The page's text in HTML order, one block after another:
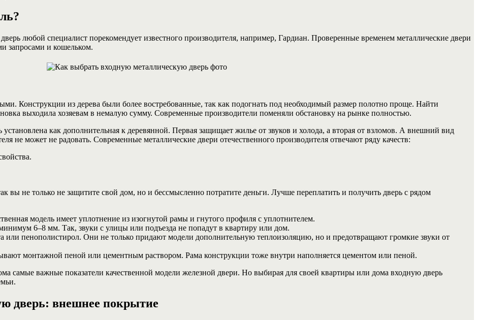
любой специалист порекомендует известного производителя, например, Гардиан. Проверенные временем металлические двери
запросами и кошельком.
Конструкции из дерева были более востребованные, так как подогнать под необходимый размер полотно проще. Найти
выходила хозяевам в немалую сумму. Современные производители поменяли обстановку на рынке полностью.
как дополнительная к деревянной. Первая защищает жилье от звуков и холода, а вторая от взломов. А внешний вид
не может не радовать. Современные металлические двери отечественного производителя отвечают ряду качеств:
вы не только не защитите свой дом, но и бессмысленно потратите деньги. Лучше переплатить и получить дверь с рядом
модель имеет уплотнение из изогнутой рамы и гнутого профиля с уплотнителем.
6–8 мм. Так, звуки с улицы или подъезда не попадут в квартиру или дом.
или пенополистирол. Они не только придают модели дополнительную теплоизоляцию, но и предотвращают громкие звуки от
монтажной пеной или цементным раствором. Рама конструкции тоже внутри наполняется цементом или пеной.
самые важные показатели качественной модели железной двери. Но выбирая для своей квартиры или дома входную дверь
дверь: внешнее покрытие